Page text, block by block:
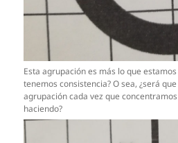
Esta agrupación es más lo que
tenemos consistencia? O sea, ¿será
agrupación cada vez que
haciendo?